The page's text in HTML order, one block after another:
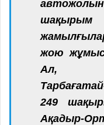
жою
Ал,
249
Ақадыр-